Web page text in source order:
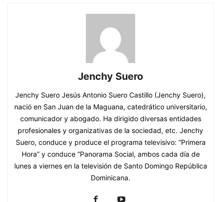
Jenchy Suero
Jenchy Suero Jesús Antonio Suero Castillo (Jenchy Suero),
nació en San Juan de la Maguana, catedrático universitario,
comunicador y abogado. Ha dirigido diversas entidades
profesionales y organizativas de la sociedad, etc. Jenchy
Suero, conduce y produce el programa televisivo: “Primera
Hora” y conduce “Panorama Social, ambos cada día de
lunes a viernes en la televisión de Santo Domingo República
Dominicana.